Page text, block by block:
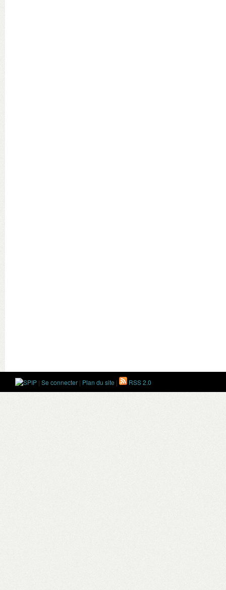
| Se connecter | Plan du site | RSS 2.0